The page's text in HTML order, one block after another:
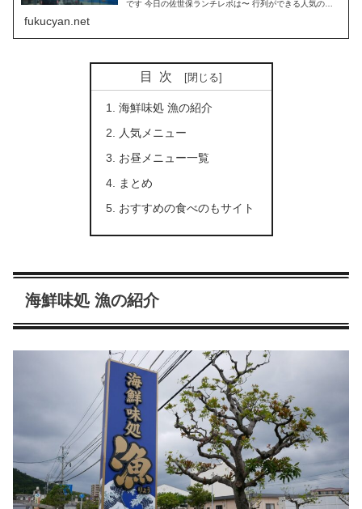
です 今日の佐世保ランチレポは〜 行列ができる人気の海
fukucyan.net
目次
海鮮味処 漁の紹介
人気メニュー
お昼メニュー一覧
まとめ
おすすめの食べのもサイト
海鮮味処 漁の紹介